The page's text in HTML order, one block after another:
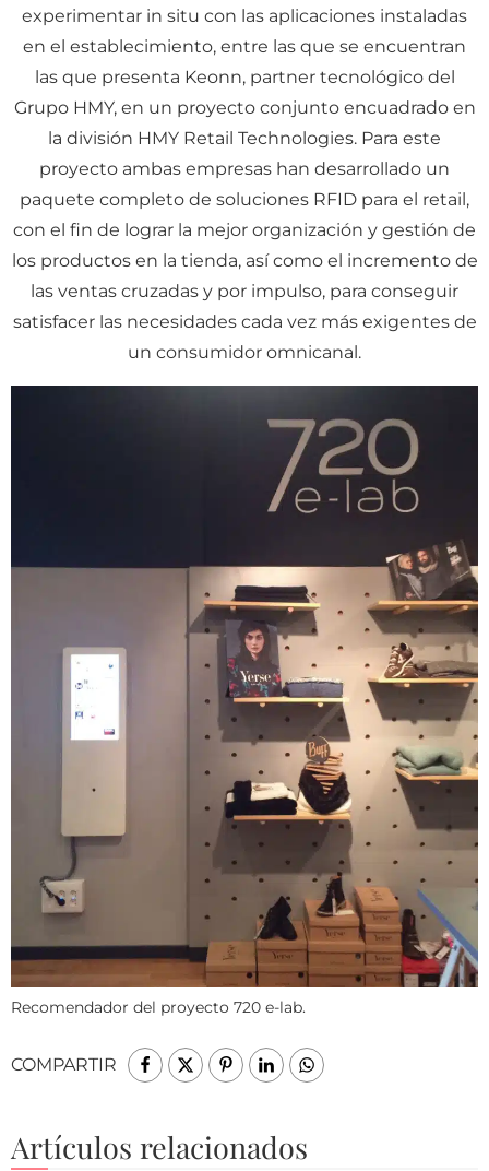
experimentar in situ con las aplicaciones instaladas
en el establecimiento, entre las que se encuentran
las que presenta Keonn, partner tecnológico del
Grupo HMY, en un proyecto conjunto encuadrado en
la división HMY Retail Technologies. Para este
proyecto ambas empresas han desarrollado un
paquete completo de soluciones RFID para el retail,
con el fin de lograr la mejor organización y gestión de
los productos en la tienda, así como el incremento de
las ventas cruzadas y por impulso, para conseguir
satisfacer las necesidades cada vez más exigentes de
un consumidor omnicanal.
Recomendador del proyecto 720 e-lab.
COMPARTIR
Artículos relacionados